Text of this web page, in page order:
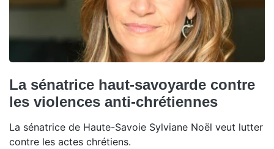
La sénatrice haut-savoyarde contre
les violences anti-chrétiennes
La sénatrice de Haute-Savoie Sylviane Noël veut lutter
contre les actes chrétiens.